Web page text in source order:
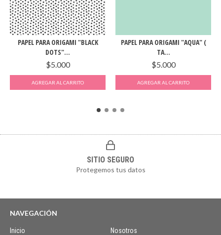
PAPEL PARA ORIGAMI "BLACK
DOTS"...
$5.000
PAPEL PARA ORIGAMI "AQUA" (
TA...
$5.000
SITIO SEGURO
Protegemos tus datos
NAVEGACIÓN
Inicio Nosotros